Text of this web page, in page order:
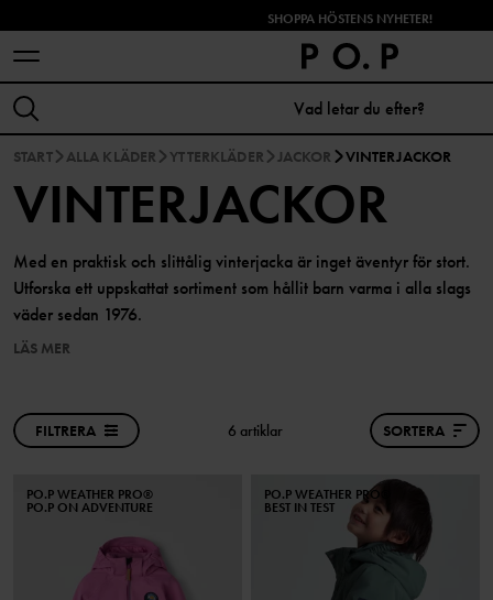
SHOPPA HÖSTENS NYHETER!
START ALLA KLÄDER YTTERKLÄDER JACKOR VINTERJACKOR
VINTERJACKOR
Med en praktisk och slittålig vinterjacka är inget äventyr för stort.
Utforska ett uppskattat sortiment som hållit barn varma i alla slags
väder sedan 1976.
LÄS MER
FILTRERA 6 artiklar SORTERA
PO.P WEATHER PRO®
PO.P ON ADVENTURE
PO.P WEATHER PRO®
BEST IN TEST